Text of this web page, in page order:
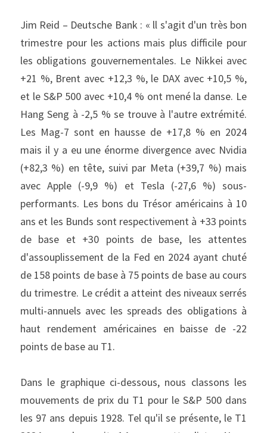
Jim Reid – Deutsche Bank : « ll s'agit d'un très bon
trimestre pour les actions mais plus difficile pour
les obligations gouvernementales. Le Nikkei avec
+21 %, Brent avec +12,3 %, le DAX avec +10,5 %,
et le S&P 500 avec +10,4 % ont mené la danse. Le
Hang Seng à -2,5 % se trouve à l'autre extrémité.
Les Mag-7 sont en hausse de +17,8 % en 2024
mais il y a eu une énorme divergence avec Nvidia
(+82,3 %) en tête, suivi par Meta (+39,7 %) mais
avec Apple (-9,9 %) et Tesla (-27,6 %) sous-
performants. Les bons du Trésor américains à 10
ans et les Bunds sont respectivement à +33 points
de base et +30 points de base, les attentes
d'assouplissement de la Fed en 2024 ayant chuté
de 158 points de base à 75 points de base au cours
du trimestre. Le crédit a atteint des niveaux serrés
multi-annuels avec les spreads des obligations à
haut rendement américaines en baisse de -22
points de base au T1.
Dans le graphique ci-dessous, nous classons les
mouvements de prix du T1 pour le S&P 500 dans
les 97 ans depuis 1928. Tel qu'il se présente, le T1